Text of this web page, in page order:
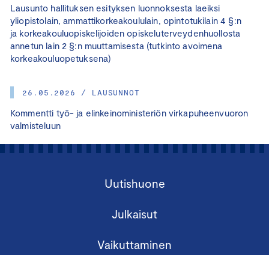
Lausunto hallituksen esityksen luonnoksesta laeiksi
yliopistolain, ammattikorkeakoululain, opintotukilain 4 §:n
ja korkeakouluopiskelijoiden opiskeluterveydenhuollosta
annetun lain 2 §:n muuttamisesta (tutkinto avoimena
korkeakouluopetuksena)
26.05.2026 / LAUSUNNOT
Kommentti työ- ja elinkeinoministeriön virkapuheenvuoron
valmisteluun
Uutishuone
Julkaisut
Vaikuttaminen